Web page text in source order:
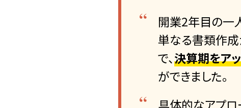
開業2年目の一
単なる書類作成
で、決算期をア
ができました。
具体的なアプロ